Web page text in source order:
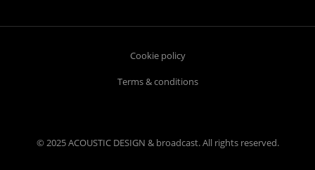
© 2025 ACOUSTIC DESIGN & broadcast. All rights reserved.
Cookie policy
Terms & conditions